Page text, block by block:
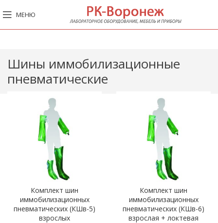
МЕНЮ
Шины иммобилизационные
пневматические
Комплект шин
иммобилизационных
пневматических (КШв-5)
взрослых
Комплект шин
иммобилизационных
пневматических (КШв-6)
взрослая + локтевая